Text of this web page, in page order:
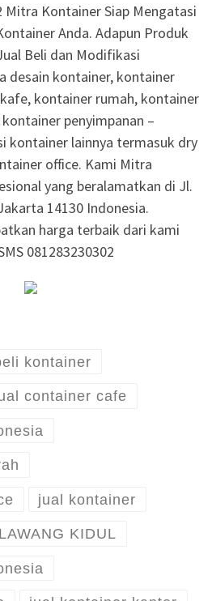
Mitra Kontainer Siap Mengatasi
Anda. Adapun Produk
Beli dan Modifikasi
desain kontainer, kontainer
kontainer rumah, kontainer
penyimpanan –
kontainer lainnya termasuk dry
office. Kami Mitra
yang beralamatkan di Jl.
14130 Indonesia.
harga terbaik dari kami
081283230302
kontainer
container cafe
jual kontainer
KIDUL